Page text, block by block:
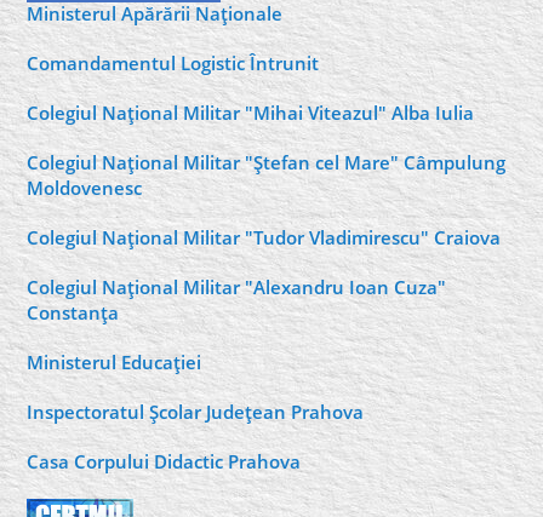
Ministerul Apărării Naţionale
Comandamentul Logistic Întrunit
Colegiul Naţional Militar "Mihai Viteazul" Alba Iulia
Colegiul Naţional Militar "Ştefan cel Mare" Câmpulung
Moldovenesc
Colegiul Naţional Militar "Tudor Vladimirescu" Craiova
Colegiul Naţional Militar "Alexandru Ioan Cuza"
Constanţa
Ministerul Educaţiei
Inspectoratul Şcolar Judeţean Prahova
Casa Corpului Didactic Prahova